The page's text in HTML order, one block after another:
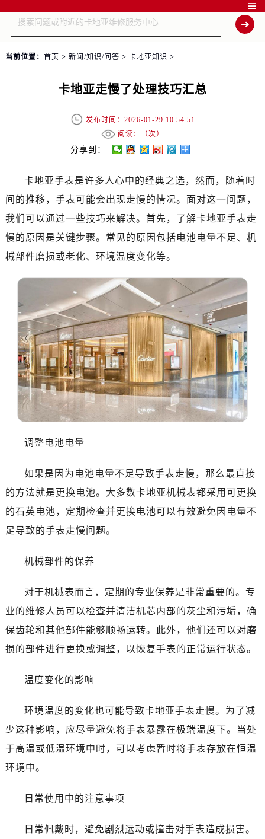

当前位置： 首页 > 新闻/知识/问答 > 卡地亚知识 >
卡地亚走慢了处理技巧汇总
发布时间：2026-01-29 10:54:51
阅读：（次）
分享到：
卡地亚手表是许多人心中的经典之选，然而，随着时
间的推移，手表可能会出现走慢的情况。面对这一问题，
我们可以通过一些技巧来解决。首先，了解卡地亚手表走
慢的原因是关键步骤。常见的原因包括电池电量不足、机
械部件磨损或老化、环境温度变化等。
调整电池电量
如果是因为电池电量不足导致手表走慢，那么最直接
的方法就是更换电池。大多数卡地亚机械表都采用可更换
的石英电池，定期检查并更换电池可以有效避免因电量不
足导致的手表走慢问题。
机械部件的保养
对于机械表而言，定期的专业保养是非常重要的。专
业的维修人员可以检查并清洁机芯内部的灰尘和污垢，确
保齿轮和其他部件能够顺畅运转。此外，他们还可以对磨
损的部件进行更换或调整，以恢复手表的正常运行状态。
温度变化的影响
环境温度的变化也可能导致卡地亚手表走慢。为了减
少这种影响，应尽量避免将手表暴露在极端温度下。当处
于高温或低温环境中时，可以考虑暂时将手表存放在恒温
环境中。
日常使用中的注意事项
日常佩戴时，避免剧烈运动或撞击对手表造成损害。